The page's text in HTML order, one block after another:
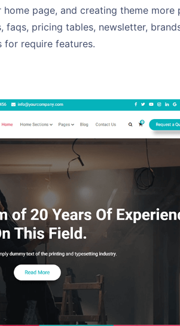
page, and creating theme
faqs, pricing tables, newsletter,
for require features.